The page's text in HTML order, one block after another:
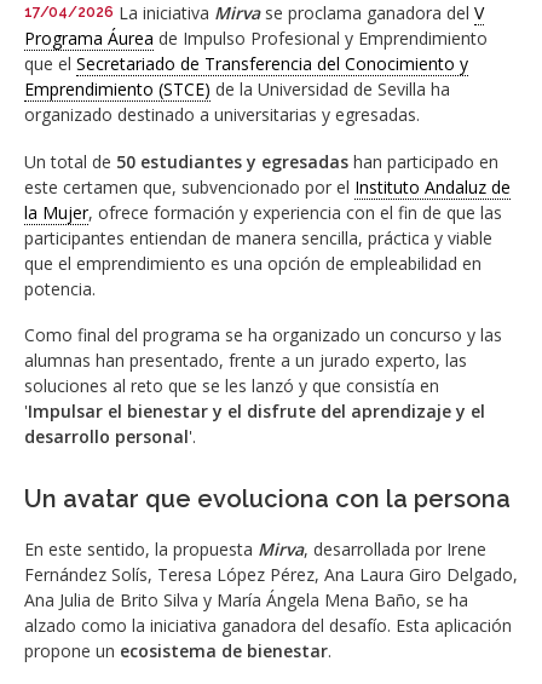
17/04/2026 La iniciativa Mirva se proclama ganadora del V
Programa Áurea de Impulso Profesional y Emprendimiento
que el Secretariado de Transferencia del Conocimiento y
Emprendimiento (STCE) de la Universidad de Sevilla ha
organizado destinado a universitarias y egresadas.
Un total de 50 estudiantes y egresadas han participado en
este certamen que, subvencionado por el Instituto Andaluz de
la Mujer, ofrece formación y experiencia con el fin de que las
participantes entiendan de manera sencilla, práctica y viable
que el emprendimiento es una opción de empleabilidad en
potencia.
Como final del programa se ha organizado un concurso y las
alumnas han presentado, frente a un jurado experto, las
soluciones al reto que se les lanzó y que consistía en
'Impulsar el bienestar y el disfrute del aprendizaje y el
desarrollo personal'.
Un avatar que evoluciona con la persona
En este sentido, la propuesta Mirva, desarrollada por Irene
Fernández Solís, Teresa López Pérez, Ana Laura Giro Delgado,
Ana Julia de Brito Silva y María Ángela Mena Baño, se ha
alzado como la iniciativa ganadora del desafío. Esta aplicación
propone un ecosistema de bienestar.